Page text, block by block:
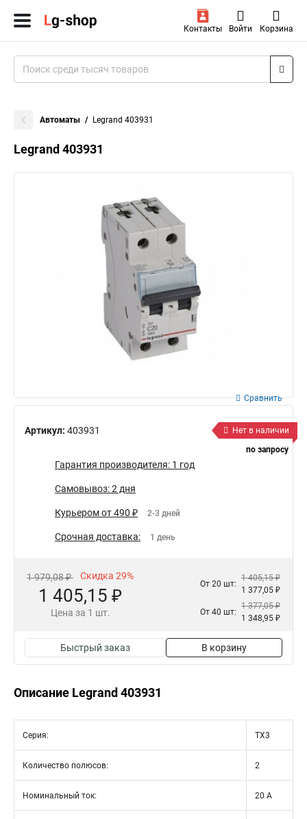
Контакты Войти Корзина
Автоматы Legrand 403931
Legrand 403931
Артикул: 403931
Сравнить
Нет в наличии
по запросу
Гарантия производителя: 1 год
Самовывоз: 2 дня
Курьером от 490 ₽ 2-3 дней
Срочная доставка: 1 день
1 979,08 ₽ Скидка 29%
1 405,15 ₽
Цена за 1 шт.
От 20 шт:
1 405,15 ₽
1 377,05 ₽
От 40 шт:
1 377,05 ₽
1 348,95 ₽
Быстрый заказ В корзину
Описание Legrand 403931
Серия: TX3
Количество полюсов: 2
Номинальный ток: 20 А